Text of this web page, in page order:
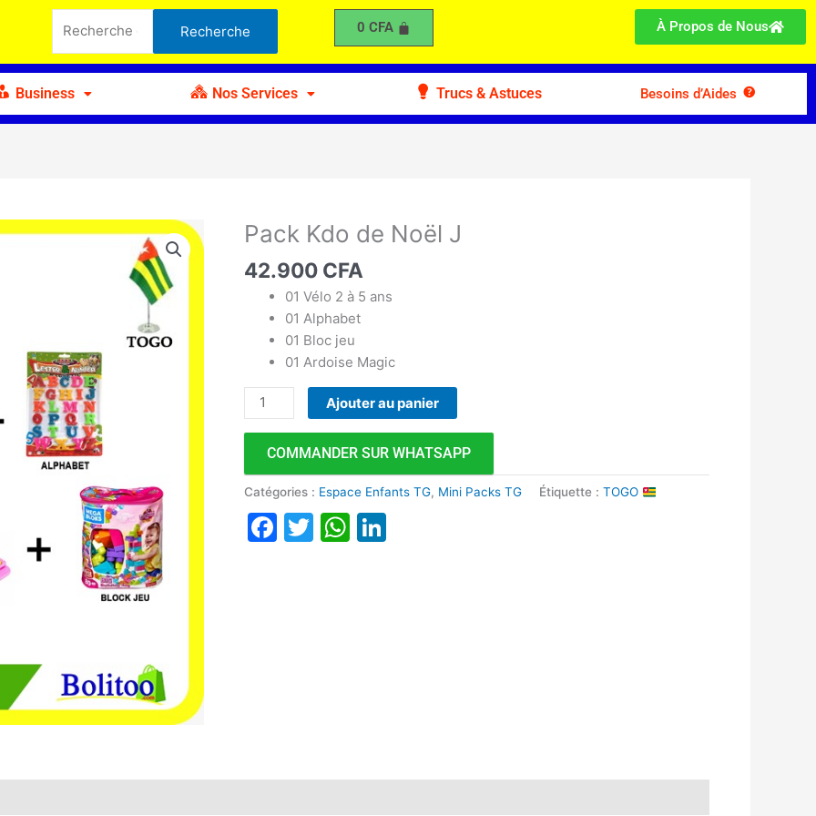
pour :
Recherche 0 CFA À Propos de Nous
Business Nos Services Trucs & Astuces Besoins d’Aides
Pack Kdo de Noël J
42.900 CFA
01 Vélo 2 à 5 ans
01 Alphabet
01 Bloc jeu
01 Ardoise Magic
quantité
Pack
Noël
Ajouter au panier
COMMANDER SUR WHATSAPP
Catégories : Espace Enfants TG, Mini Packs TG Étiquette :TOGO
Facebook
TwitterWhatsApp
J